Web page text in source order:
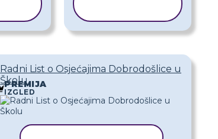
Radni List o Osjećajima Dobrodošlice u
Školu
PREMIJA
IZGLED